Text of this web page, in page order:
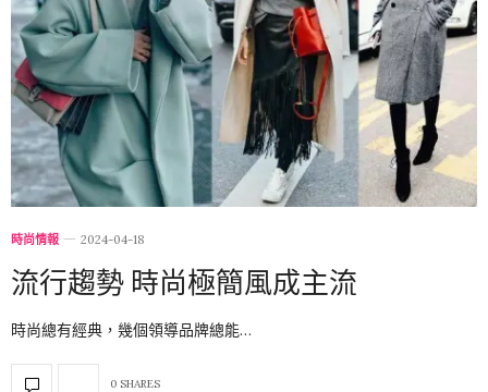
時尚情報 2024-04-18
流行趨勢 時尚極簡風成主流
時尚總有經典，幾個領導品牌總能…
0 SHARES